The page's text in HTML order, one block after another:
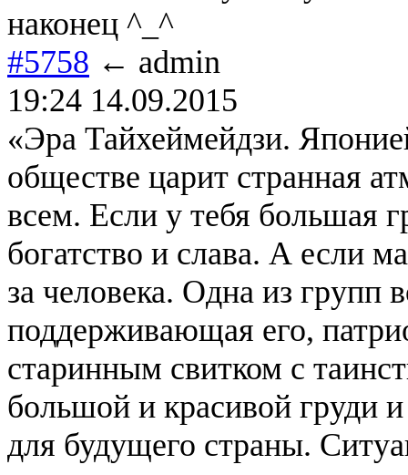
наконец ^_^
#5758 ← admin
19:24 14.09.2015
«Эра Тайхеймейдзи.
обществе царит странная
всем. Если у тебя большая
богатство и слава. А если
за человека. Одна из групп
поддерживающая его,
старинным свитком с
большой и красивой груди
для будущего страны.